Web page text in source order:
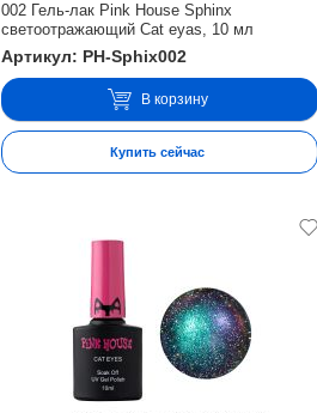
002 Гель-лак Pink House Sphinx
светоотражающий Cat eyas, 10 мл
Артикул: PH-Sphix002
В корзину
Купить сейчас